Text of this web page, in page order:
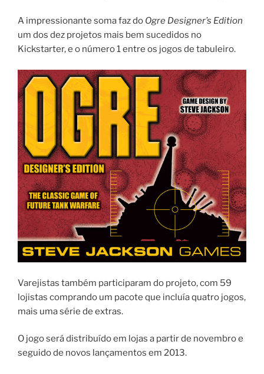
A impressionante soma faz do Ogre Designer’s Edition
um dos dez projetos mais bem sucedidos no
Kickstarter, e o número 1 entre os jogos de tabuleiro.
Varejistas também participaram do projeto, com 59
lojistas comprando um pacote que incluía quatro jogos,
mais uma série de extras.
O jogo será distribuído em lojas a partir de novembro e
seguido de novos lançamentos em 2013.